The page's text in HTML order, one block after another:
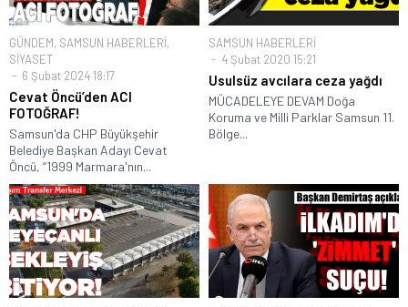
GÜNDEM, SAMSUN HABERLERİ,
SİYASET
6 Şubat 2024 18:17
Cevat Öncü’den ACI
FOTOĞRAF!
Samsun'da CHP Büyükşehir
Belediye Başkan Adayı Cevat
Öncü, “1999 Marmara'nın...
SAMSUN HABERLERİ
4 Şubat 2020 15:21
Usulsüz avcılara ceza yağdı
MÜCADELEYE DEVAM Doğa
Koruma ve Milli Parklar Samsun 11.
Bölge...